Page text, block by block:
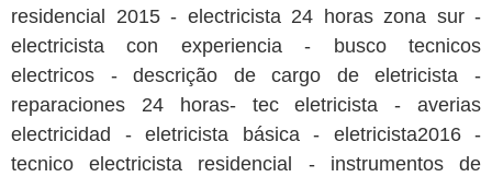
residencial 2015 - electricista 24 horas zona sur -
electricista con experiencia - busco tecnicos
electricos - descrição de cargo de eletricista -
reparaciones 24 horas- tec eletricista - averias
electricidad - eletricista básica - eletricista2016 -
tecnico electricista residencial - instrumentos de